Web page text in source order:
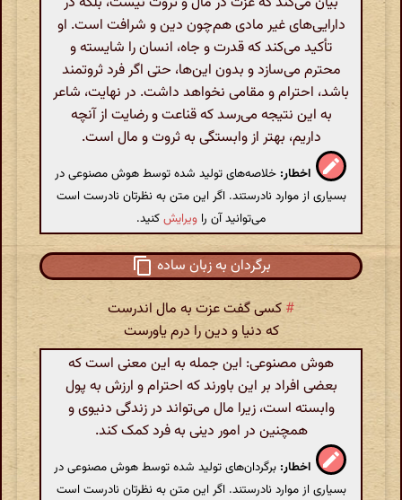
دارایی‌های غیر مادی هم‌چون دین و شرافت است. او
تأکید می‌کند که قدرت و جاه، انسان را شایسته و
محترم می‌سازد و بدون این‌ها، حتی اگر فرد ثروتمند
باشد، احترام و مقامی نخواهد داشت. در نهایت، شاعر
به این نتیجه می‌رسد که قناعت و رضایت از آنچه
داریم، بهتر از وابستگی به ثروت و مال است.
اخطار: خلاصه‌های تولید شده توسط هوش مصنوعی در
بسیاری از موارد نادرستند. اگر این متن به نظرتان نادرست است
می‌توانید آن را ویرایشکنید.
برگردان به زبان ساده
# کسی گفت عزت به مال اندرست
که دنیا و دین را درم یاورست
هوش مصنوعی: این جمله به این معنی است که
بعضی افراد بر این باورند که احترام و ارزش به پول
وابسته است، زیرا مال می‌تواند در زندگی دنیوی و
همچنین در امور دینی به فرد کمک کند.
اخطار: برگردان‌های تولید شده توسط هوش مصنوعی در
بسیاری از موارد نادرستند. اگر این متن به نظرتان نادرست است